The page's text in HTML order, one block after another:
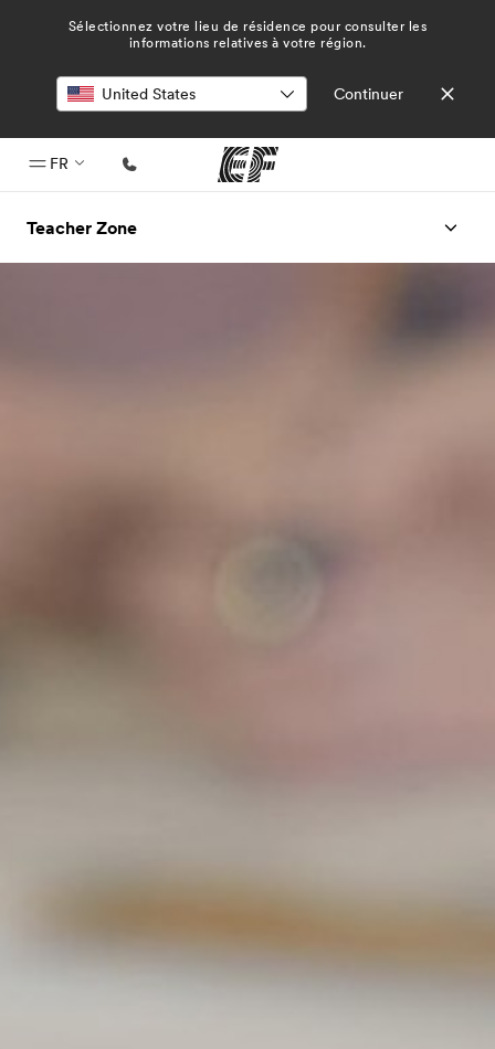
Sélectionnez votre lieu de résidence pour consulter les
informations relatives à votre région.
Continuer
FR
Accueil
Bienvenue chez EF
Teacher Zone